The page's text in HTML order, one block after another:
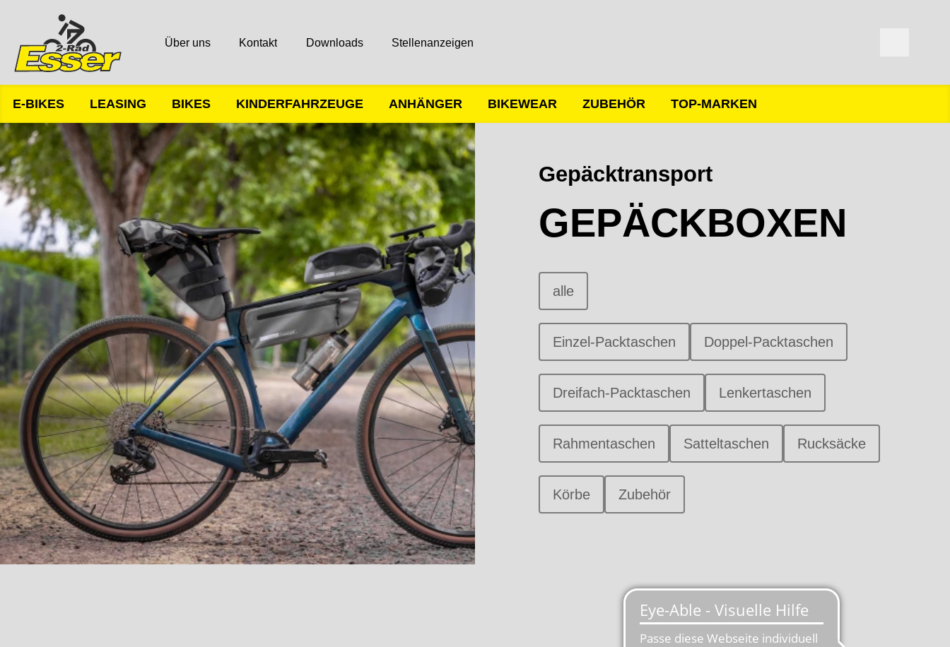
Über uns Kontakt Downloads Stellenanzeigen
E-BIKES LEASING BIKES KINDERFAHRZEUGE ANHÄNGER BIKEWEAR ZUBEHÖR TOP-MARKEN
Gepäcktransport
GEPÄCKBOXEN
alle
Einzel-Packtaschen Doppel-Packtaschen
Dreifach-Packtaschen Lenkertaschen
Rahmentaschen Satteltaschen Rucksäcke
Körbe Zubehör